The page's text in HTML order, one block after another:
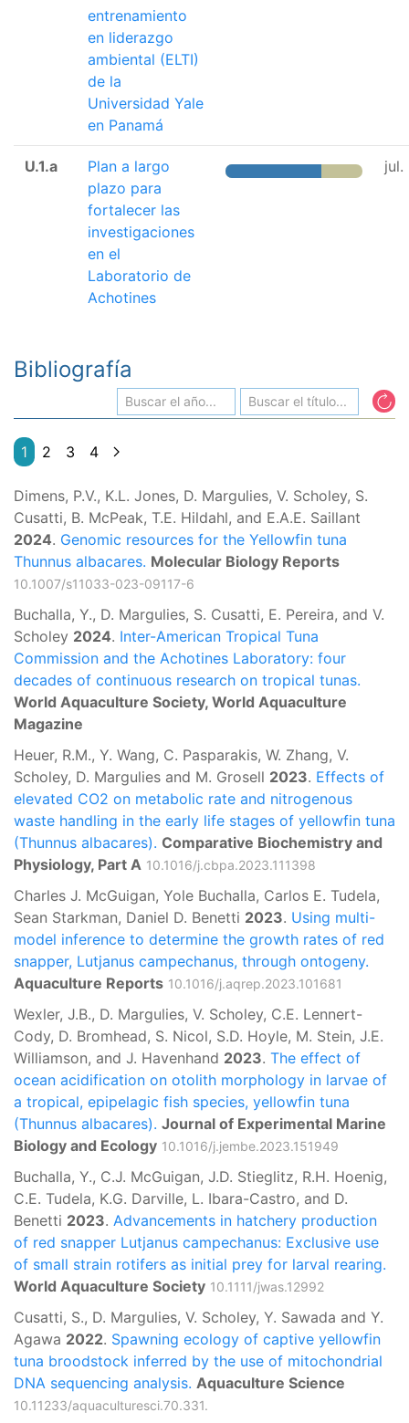
entrenamiento
en liderazgo
ambiental (ELTI)
de la
Universidad Yale
en Panamá
U.1.a
Plan a largo
plazo para
fortalecer las
investigaciones
en el
Laboratorio de
Achotines
jul.
Bibliografía
1 2 3 4
Dimens, P.V., K.L. Jones, D. Margulies, V. Scholey, S.
Cusatti, B. McPeak, T.E. Hildahl, and E.A.E. Saillant
2024. Genomic resources for the Yellowfin tuna
Thunnus albacares. Molecular Biology Reports
10.1007/s11033-023-09117-6
Buchalla, Y., D. Margulies, S. Cusatti, E. Pereira, and V.
Scholey 2024. Inter-American Tropical Tuna
Commission and the Achotines Laboratory: four
decades of continuous research on tropical tunas.
World Aquaculture Society, World Aquaculture
Magazine
Heuer, R.M., Y. Wang, C. Pasparakis, W. Zhang, V.
Scholey, D. Margulies and M. Grosell 2023. Effects of
elevated CO2 on metabolic rate and nitrogenous
waste handling in the early life stages of yellowfin tuna
(Thunnus albacares). Comparative Biochemistry and
Physiology, Part A 10.1016/j.cbpa.2023.111398
Charles J. McGuigan, Yole Buchalla, Carlos E. Tudela,
Sean Starkman, Daniel D. Benetti 2023. Using multi-
model inference to determine the growth rates of red
snapper, Lutjanus campechanus, through ontogeny.
Aquaculture Reports 10.1016/j.aqrep.2023.101681
Wexler, J.B., D. Margulies, V. Scholey, C.E. Lennert-
Cody, D. Bromhead, S. Nicol, S.D. Hoyle, M. Stein, J.E.
Williamson, and J. Havenhand 2023. The effect of
ocean acidification on otolith morphology in larvae of
a tropical, epipelagic fish species, yellowfin tuna
(Thunnus albacares). Journal of Experimental Marine
Biology and Ecology 10.1016/j.jembe.2023.151949
Buchalla, Y., C.J. McGuigan, J.D. Stieglitz, R.H. Hoenig,
C.E. Tudela, K.G. Darville, L. Ibara-Castro, and D.
Benetti 2023. Advancements in hatchery production
of red snapper Lutjanus campechanus: Exclusive use
of small strain rotifers as initial prey for larval rearing.
World Aquaculture Society 10.1111/jwas.12992
Cusatti, S., D. Margulies, V. Scholey, Y. Sawada and Y.
Agawa 2022. Spawning ecology of captive yellowfin
tuna broodstock inferred by the use of mitochondrial
DNA sequencing analysis. Aquaculture Science
10.11233/aquaculturesci.70.331.